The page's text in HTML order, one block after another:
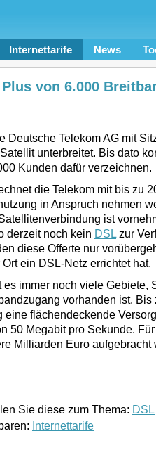
Internettarife News
von 6.000
Deutsche Telekom AG mit
unterbreitet. Bis dato
Kunden dafür verzeichnen.
die Telekom mit bis zu
in Anspruch nehmen
ist
derzeit noch kein DSL zur
diese Offerte nur
ein DSL-Netz errichtet hat.
immer noch viele Gebiete,
vorhanden ist. Bis
eine flächendeckende
50 Megabit pro Sekunde.
Milliarden Euro aufgebracht
Sie diese zum Thema: DSL
Internettarife